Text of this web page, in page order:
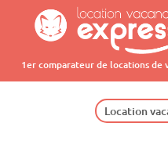
1er comparateur de locations de
Location